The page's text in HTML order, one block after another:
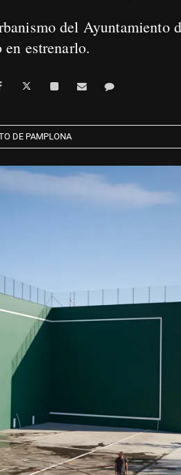
del Ayuntamiento
estrenarlo.
DE PAMPLONA